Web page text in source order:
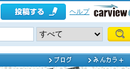
ヘルプ